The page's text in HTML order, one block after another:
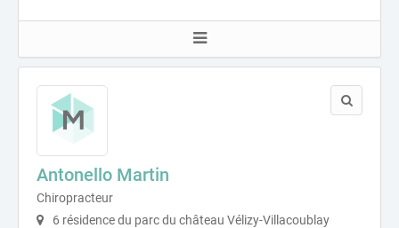
Antonello Martin
Chiropracteur
6 résidence du parc du château Vélizy-Villacoublay